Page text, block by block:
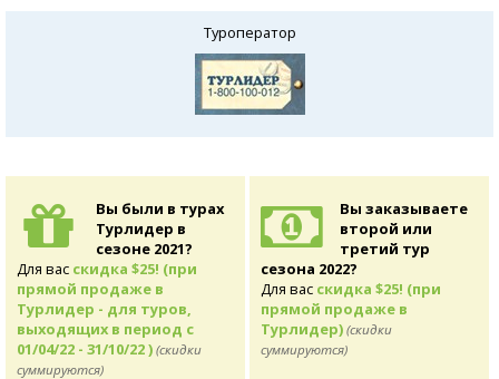
Туроператор
Вы были в турах
Турлидер в
сезоне 2021?
Для вас скидка $25! (при
прямой продаже в
Турлидер - для туров,
выходящих в период с
01/04/22 - 31/10/22 ) (скидки
суммируются)
Вы заказываете
второй или
третий тур
сезона 2022?
Для вас скидка $25! (при
прямой продаже в
Турлидер) (скидки
суммируются)